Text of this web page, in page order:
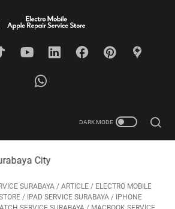
SURABAYA / ARTICLE / ELECTRO MOBILE
/ IPAD SERVICE SURABAYA / IPHONE